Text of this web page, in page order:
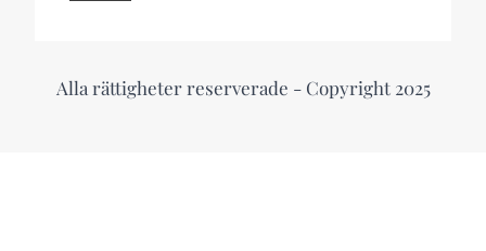
Alla rättigheter reserverade - Copyright 2025